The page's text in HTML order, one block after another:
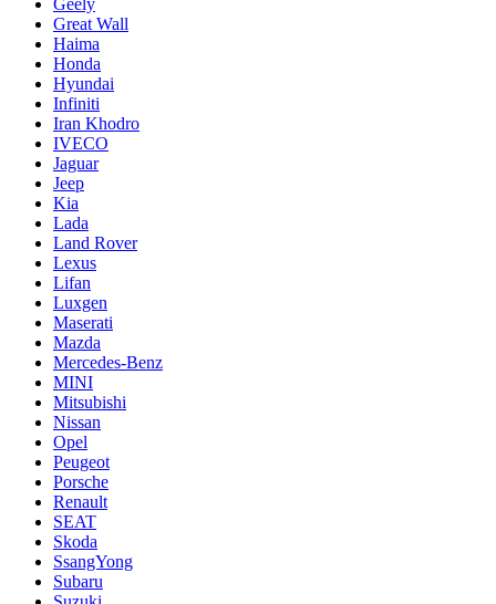
Geely
Great Wall
Haima
Honda
Hyundai
Infiniti
Iran Khodro
IVECO
Jaguar
Jeep
Kia
Lada
Land Rover
Lexus
Lifan
Luxgen
Maserati
Mazda
Mercedes-Benz
MINI
Mitsubishi
Nissan
Opel
Peugeot
Porsche
Renault
SEAT
Skoda
SsangYong
Subaru